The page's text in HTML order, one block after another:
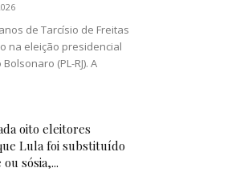
de Tarcísio de Freitas
na eleição presidencial
(PL-RJ). A
oito eleitores
Lula foi substituído
sósia,...